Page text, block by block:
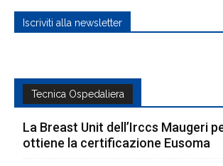
Iscriviti alla newsletter
Tecnica Ospedaliera
La Breast Unit dell’Irccs Maugeri
ottiene la certificazione Eusoma